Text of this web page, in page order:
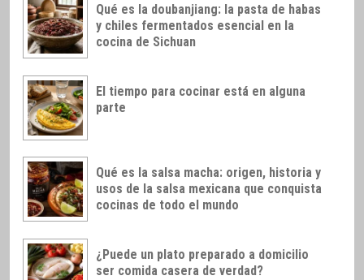
Qué es la doubanjiang: la pasta de habas
y chiles fermentados esencial en la
cocina de Sichuan
El tiempo para cocinar está en alguna
parte
Qué es la salsa macha: origen, historia y
usos de la salsa mexicana que conquista
cocinas de todo el mundo
¿Puede un plato preparado a domicilio
ser comida casera de verdad?